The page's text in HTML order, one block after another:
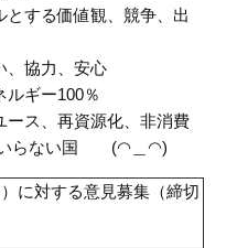
する価値観、競争、出
、協力、安心
ルギー100％
ス、再資源化、非消費
いらない国 (◠＿◠)
に対する意見募集（締切